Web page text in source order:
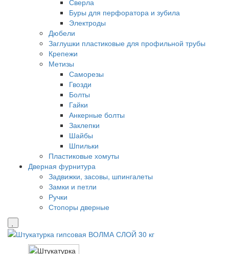
Сверла
Буры для перфоратора и зубила
Электроды
Дюбели
Заглушки пластиковые для профильной трубы
Крепежи
Метизы
Саморезы
Гвозди
Болты
Гайки
Анкерные болты
Заклепки
Шайбы
Шпильки
Пластиковые хомуты
Дверная фурнитура
Задвижки, засовы, шпингалеты
Замки и петли
Ручки
Стопоры дверные